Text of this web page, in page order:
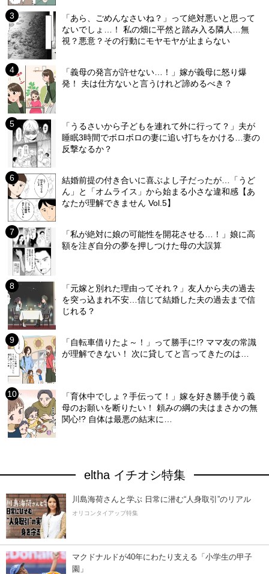
「あら、ごめんなさいね？」って絶対悪いと思って
ないでしょ…！ 私の畑に平然と踏み入る隣人…無
視？悪意？その行動にモヤモヤが止まらない
「義母の発言が許せない…！」嫁が義母に怒り爆
発！ 夫は仕方ないと言うけれど諦めるべき？
「うるさいから子どもを連れて外に行って？」夫が
睡眠3時間でボロボロの妻に追い打ちをかける…妻の
反撃なるか？
結婚前提の付き合いに喜ぶよし子だったが…「うど
ん」と「オムライス」から始まる小さな違和感【あ
なたが理解できません Vol.5】
「私が絶対に娘の可能性を開花させる…！」娘に高
額を注ぎ自分の夢を押しつけた母の大誤算
「元嫁と別れた理由ってそれ？」友人から夫の過去
を突っ込まれ不安…信じて結婚した夫の過去まで信
じれる？
「自転車借りたよ～！」って勝手に!? ママ友の常識
が理解できない！ 次に貸してと言ってきたのは…
「育休中でしょ？手伝って！」嫁を好き勝手使う義
母のお願いを断りたい！ 頼みの綱の夫はまさかの無
関心!? 自体は最悪の結末に…
eltha イチオシ特集
川島海荷さんと学ぶ 日常に潜む“人身取引”のリアル
オリコンタイアップ特集
マクドナルドが40年にわたり支える「小学生の甲子
園」